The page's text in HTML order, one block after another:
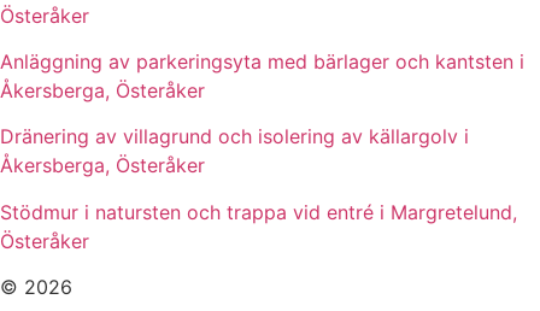
Österåker
Anläggning av parkeringsyta med bärlager och kantsten i
Åkersberga, Österåker
Dränering av villagrund och isolering av källargolv i
Åkersberga, Österåker
Stödmur i natursten och trappa vid entré i Margretelund,
Österåker
© 2026